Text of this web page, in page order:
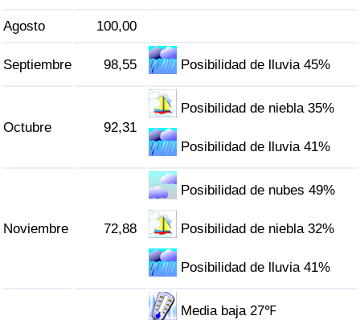
Agosto 100,00
Septiembre 98,55 Posibilidad de lluvia 45%
Octubre 92,31
Posibilidad de niebla 35%
Posibilidad de lluvia 41%
Noviembre 72,88
Posibilidad de nubes 49%
Posibilidad de niebla 32%
Posibilidad de lluvia 41%
Media baja 27℉